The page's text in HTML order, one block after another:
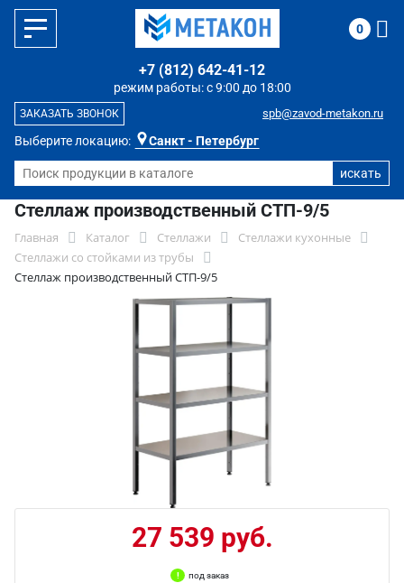
Выберите локацию: Санкт - Петербург
режим работы: с 9:00 до 18:00
+7 (812) 642-41-12
spb@zavod-metakon.ru
ЗАКАЗАТЬ ЗВОНОК
0
Стеллаж производственный СТП-9/5
Главная Каталог Стеллажи
Стеллажи кухонные
Стеллажи со стойками из трубы
Стеллаж производственный СТП-9/5
27 539 руб.
под заказ